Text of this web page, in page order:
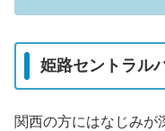
姫路セントラル
関西の方にはなじみが